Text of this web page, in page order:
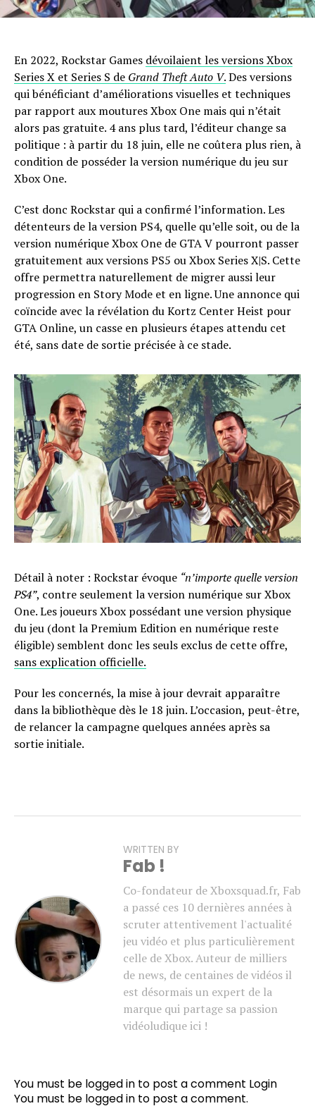
En 2022, Rockstar Games dévoilaient les versions Xbox
Series X et Series S de Grand Theft Auto V.Des versions
qui bénéficiant d’améliorations visuelles et techniques
par rapport aux moutures Xbox One mais qui n’était
alors pas gratuite. 4 ans plus tard, l’éditeur change sa
politique : à partir du 18 juin, elle ne coûtera plus rien, à
condition de posséder la version numérique du jeu sur
Xbox One.
C’est donc Rockstar qui a confirmé l’information. Les
détenteurs de la version PS4, quelle qu’elle soit, ou de la
version numérique Xbox One de GTA V pourront passer
gratuitement aux versions PS5 ou Xbox Series X|S. Cette
offre permettra naturellement de migrer aussi leur
progression en Story Mode et en ligne. Une annonce qui
coïncide avec la révélation du Kortz Center Heist pour
GTA Online, un casse en plusieurs étapes attendu cet
été, sans date de sortie précisée à ce stade.
Détail à noter : Rockstar évoque “n’importe quelle version
PS4”, contre seulement la version numérique sur Xbox
One. Les joueurs Xbox possédant une version physique
du jeu (dont la Premium Edition en numérique reste
éligible) semblent donc les seuls exclus de cette offre,
sans explication officielle.
Pour les concernés, la mise à jour devrait apparaître
dans la bibliothèque dès le 18 juin. L’occasion, peut-être,
de relancer la campagne quelques années après sa
sortie initiale.
WRITTEN BY
Fab !
Co-fondateur de Xboxsquad.fr, Fab
a passé ces 10 dernières années à
scruter attentivement l'actualité
jeu vidéo et plus particulièrement
celle de Xbox. Auteur de milliers
de news, de centaines de vidéos il
est désormais un expert de la
marque qui partage sa passion
vidéoludique ici !
You must be logged in to post a comment Login
You must be logged in to post a comment.